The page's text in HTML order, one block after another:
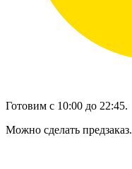
Готовим с 10:00 до 22:45.
Можно сделать предзаказ.